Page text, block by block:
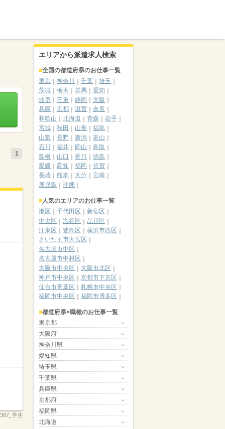
1
学生
エリアから派遣求人検索
全国の都道府県のお仕事一覧
東京
神奈川 千葉
埼玉
茨城
栃木 群馬
愛知
岐阜
三重 静岡
大阪
兵庫
京都 滋賀
奈良
和歌山
北海道 青森
岩手
宮城
秋田 山形
福島
山梨
長野 新潟
富山
石川
福井 岡山
鳥取
島根
山口 香川
徳島
愛媛
高知 福岡
佐賀
長崎
熊本 大分
宮崎
鹿児島
沖縄
人気のエリアのお仕事一覧
港区
千代田区
新宿区
中央区
渋谷区
品川区
江東区
豊島区
横浜市西区
さいたま市大宮区
名古屋市中区
名古屋市中村区
大阪市中央区
大阪市北区
神戸市中央区
京都市下京区
仙台市青葉区
札幌市中央区
福岡市中央区
福岡市博多区
都道府県×職種のお仕事一覧
東京都
大阪府
神奈川県
愛知県
埼玉県
千葉県
兵庫県
京都府
福岡県
北海道